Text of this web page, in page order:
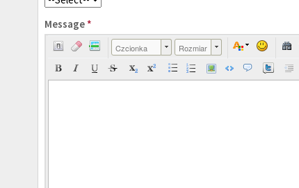
Message *
Czcionka Rozmiar